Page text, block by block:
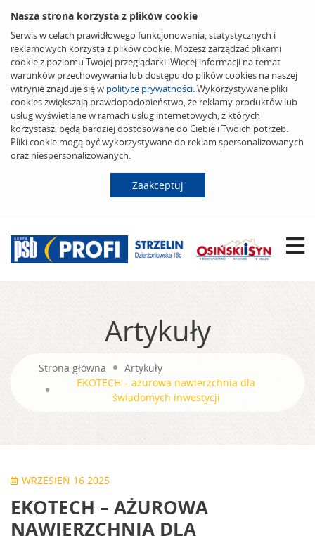
Nasza strona korzysta z plików cookie
Serwis w celach prawidłowego funkcjonowania, statystycznych i
reklamowych korzysta z plików cookie. Możesz zarządzać plikami
cookie z poziomu Twojej przeglądarki. Więcej informacji na temat
warunków przechowywania lub dostępu do plików cookies na naszej
witrynie znajduje się w polityce prywatności. Wykorzystywane pliki
cookies zwiększają prawdopodobieństwo, że reklamy produktów lub
usług wyświetlane w ramach usług internetowych, z których
korzystasz, będą bardziej dostosowane do Ciebie i Twoich potrzeb.
Pliki cookie mogą być wykorzystywane do reklam spersonalizowanych
oraz niespersonalizowanych.
Zaakceptuj
Artykuły
Strona główna
Artykuły
EKOTECH – ażurowa nawierzchnia dla
świadomych inwestycji
WRZESIEŃ 16 2025
EKOTECH – AŻUROWA
NAWIERZCHNIA DLA